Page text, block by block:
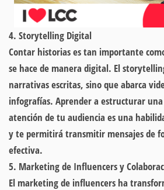
4. Storytelling Digital
Contar historias es tan importante
se hace de manera digital. El
narrativas escritas, sino que abarca
infografías. Aprender a estructurar
atención de tu audiencia es una
y te permitirá transmitir mensajes de
efectiva.
5. Marketing de Influencers y
El marketing de influencers ha